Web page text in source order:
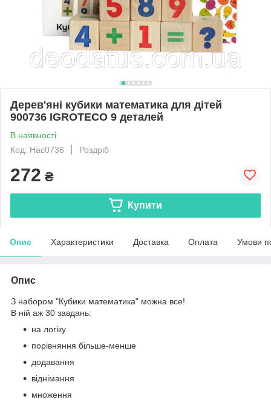
Дерев'яні кубики математика для дітей
900736 IGROTECO 9 деталей
В наявності
Код: Нас0736
Роздріб
272 ₴
Купити
Опис Характеристики Доставка Оплата Умови
Опис
З набором "Кубики математика" можна все!
В ній аж 30 завдань:
на логіку
порівняння більше-менше
додавання
віднімання
множення